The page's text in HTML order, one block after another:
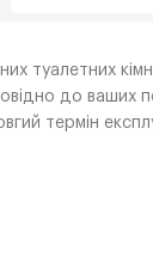
туалетних
до ваших
термін